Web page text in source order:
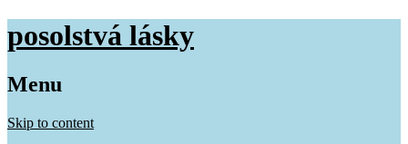
posolstvá lásky
Menu
Skip to content